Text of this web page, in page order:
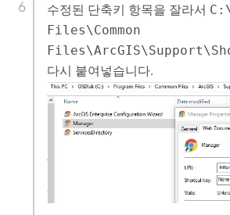
수정된 단축키 항목을 잘라서
Files\Common
다시 붙여넣습니다.